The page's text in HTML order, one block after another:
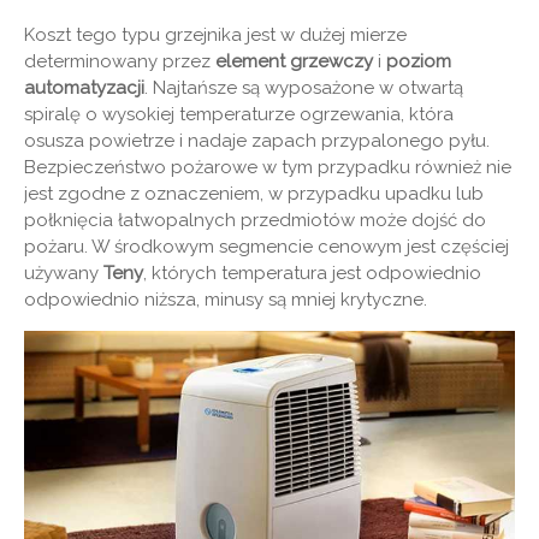
Koszt tego typu grzejnika jest w dużej mierze
determinowany przez element grzewczyi poziom
automatyzacji . Najtańsze są wyposażone w otwartą
spiralę o wysokiej temperaturze ogrzewania, która
osusza powietrze i nadaje zapach przypalonego pyłu.
Bezpieczeństwo pożarowe w tym przypadku również nie
jest zgodne z oznaczeniem, w przypadku upadku lub
połknięcia łatwopalnych przedmiotów może dojść do
pożaru. W środkowym segmencie cenowym jest częściej
używany Teny, których temperatura jest odpowiednio
odpowiednio niższa, minusy są mniej krytyczne.